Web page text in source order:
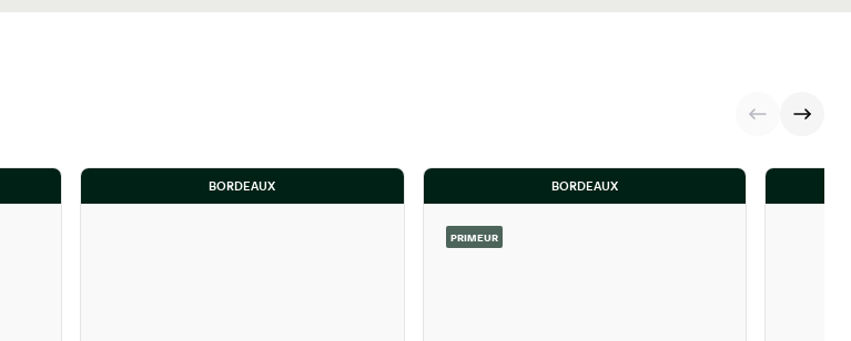
BORDEAUX BORDEAUX
PRIMEUR